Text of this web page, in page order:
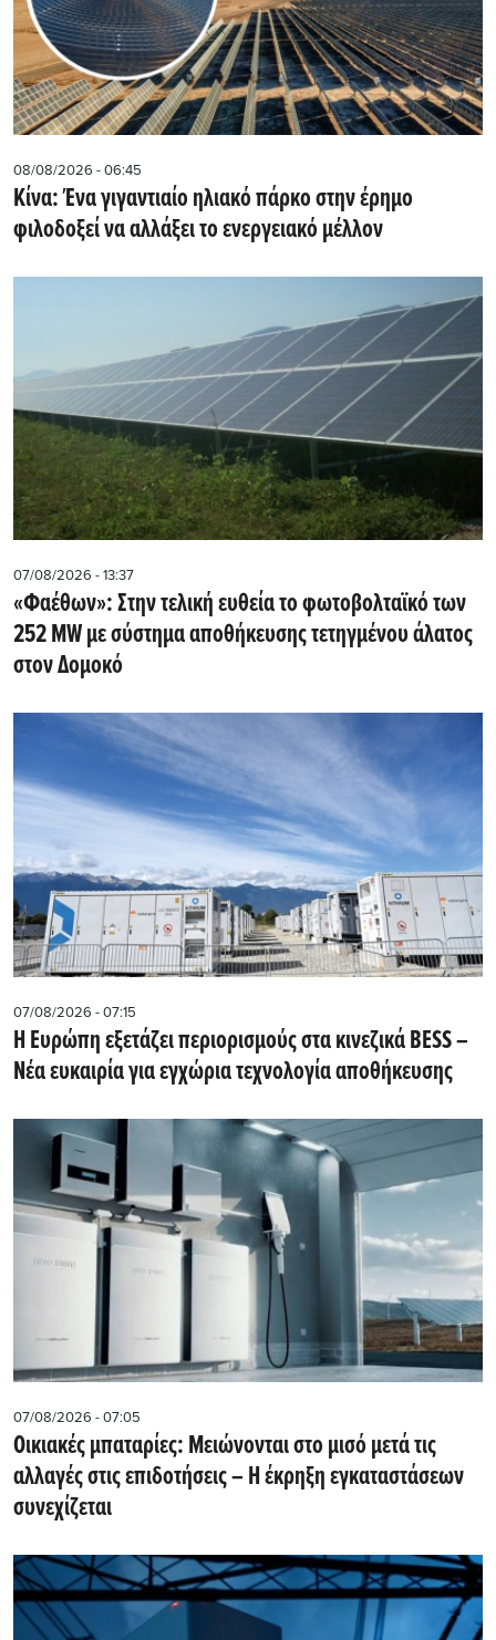
08/08/2026 - 06:45
Κίνα: Ένα γιγαντιαίο ηλιακό πάρκο στην έρημο
φιλοδοξεί να αλλάξει το ενεργειακό μέλλον
07/08/2026 - 13:37
«Φαέθων»: Στην τελική ευθεία το φωτοβολταϊκό των
252 MW με σύστημα αποθήκευσης τετηγμένου άλατος
στον Δομοκό
07/08/2026 - 07:15
Η Ευρώπη εξετάζει περιορισμούς στα κινεζικά BESS –
Νέα ευκαιρία για εγχώρια τεχνολογία αποθήκευσης
07/08/2026 - 07:05
Οικιακές μπαταρίες: Μειώνονται στο μισό μετά τις
αλλαγές στις επιδοτήσεις – Η έκρηξη εγκαταστάσεων
συνεχίζεται